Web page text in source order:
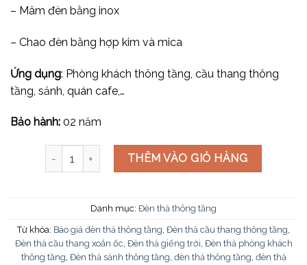
– Mâm đèn bằng inox
– Chao đèn bằng hợp kim và mica
Ứng dụng: Phòng khách thông tầng, cầu thang thông
tầng, sảnh, quán cafe,…
Bảo hành: 02 năm
Đèn thả thông tầng THD22323T23 số lượng
THÊM VÀO GIỎ HÀNG
Danh mục: Đèn thả thông tầng
Từ khóa: Báo giá đèn thả thông tầng, Đèn thả cầu thang thông tầng,
Đèn thả cầu thang xoắn ốc, Đèn thả giếng trời, Đèn thả phòng khách
thông tầng, Đèn thả sảnh thông tầng, đèn thả thông tầng, đèn thả